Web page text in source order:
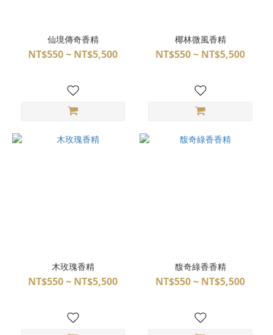
仙境傳奇香精
NT$550 ~ NT$5,500
椰林微風香精
NT$550 ~ NT$5,500
木玫瑰香精
NT$550 ~ NT$5,500
馥奇綠香香精
NT$550 ~ NT$5,500